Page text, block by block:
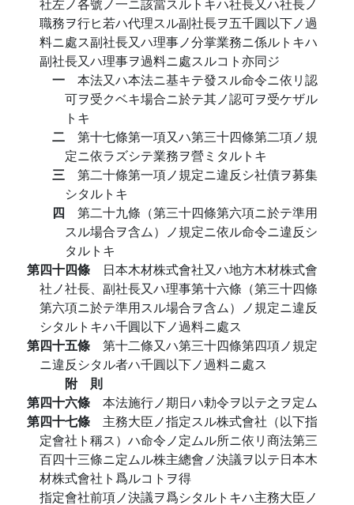
職務ヲ行ヒ若ハ代理スル副社長ヲ五千圓以下ノ過
料ニ處ス副社長又ハ理事ノ分掌業務ニ係ルトキハ
副社長又ハ理事ヲ過料ニ處スルコト亦同ジ
一 本法又ハ本法ニ基キテ發スル命令ニ依リ認
可ヲ受クベキ場合ニ於テ其ノ認可ヲ受ケザル
トキ
二 第十七條第一項又ハ第三十四條第二項ノ規
定ニ依ラズシテ業務ヲ營ミタルトキ
三 第二十條第一項ノ規定ニ違反シ社債ヲ募集
シタルトキ
四 第二十九條（第三十四條第六項ニ於テ準用
スル場合ヲ含ム）ノ規定ニ依ル命令ニ違反シ
タルトキ
第四十四條 日本木材株式會社又ハ地方木材株式會
社ノ社長、副社長又ハ理事第十六條（第三十四條
第六項ニ於テ準用スル場合ヲ含ム）ノ規定ニ違反
シタルトキハ千圓以下ノ過料ニ處ス
第四十五條 第十二條又ハ第三十四條第四項ノ規定
ニ違反シタル者ハ千圓以下ノ過料ニ處ス
附 則
第四十六條 本法施行ノ期日ハ勅令ヲ以テ之ヲ定ム
第四十七條 主務大臣ノ指定スル株式會社（以下指
定會社ト稱ス）ハ命令ノ定ムル所ニ依リ商法第三
百四十三條ニ定ムル株主總會ノ決議ヲ以テ日本木
材株式會社ト爲ルコトヲ得
指定會社前項ノ決議ヲ爲シタルトキハ主務大臣ノ